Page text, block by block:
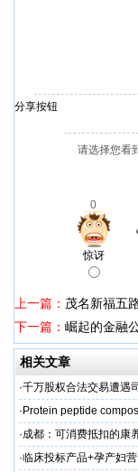
分享按钮
请选择您看
0
惊讶
上一篇： 茂名新福五
下一篇： 崛起的金融
相关文章
·千万股权合法交易遭遇
再审
· Protein peptide
·成都：可消费抵扣的康
·临床投标产品+孕产妇